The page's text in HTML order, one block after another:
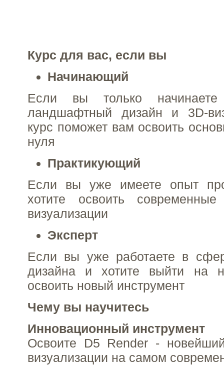
Курс для вас, если вы
Начинающий
Если вы только начинаете
ландшафтный дизайн и 3D-
курс поможет вам освоить
нуля
Практикующий
Если вы уже имеете опыт
хотите освоить
визуализации
Эксперт
Если вы уже работаете в
дизайна и хотите выйти на
освоить новый инструмент
Чему вы научитесь
Инновационный инструмент
Освоите D5 Render -
визуализации на самом